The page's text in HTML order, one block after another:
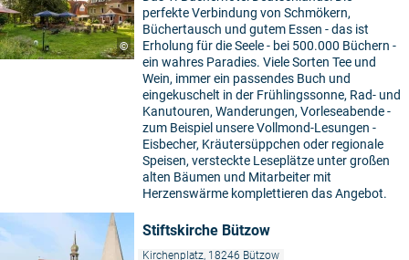
©
perfekte Verbindung von Schmökern,
Büchertausch und gutem Essen - das ist
Erholung für die Seele - bei 500.000 Büchern -
ein wahres Paradies. Viele Sorten Tee und
Wein, immer ein passendes Buch und
eingekuschelt in der Frühlingssonne, Rad- und
Kanutouren, Wanderungen, Vorleseabende -
zum Beispiel unsere Vollmond-Lesungen -
Eisbecher, Kräutersüppchen oder regionale
Speisen, versteckte Leseplätze unter großen
alten Bäumen und Mitarbeiter mit
Herzenswärme komplettieren das Angebot.
Stiftskirche Bützow
Kirchenplatz, 18246 Bützow